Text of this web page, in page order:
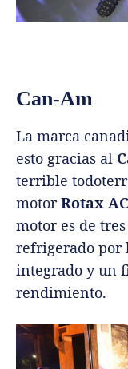
Can-Am
La marca
esto gracias al
terrible
motorRotax
motor es de
refrigerado por
integrado y un
rendimiento.